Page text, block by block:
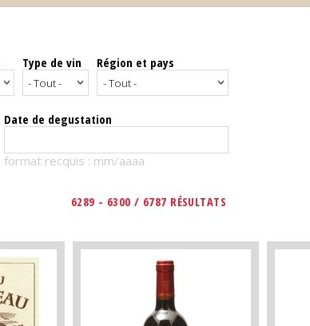
Type de vin Région et pays
Date de degustation
format recquis : mm/aaaa
6289 - 6300 / 6787 RÉSULTATS